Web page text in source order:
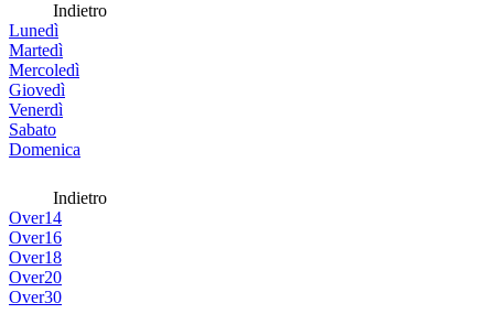
Indietro
Lunedì
Martedì
Mercoledì
Giovedì
Venerdì
Sabato
Domenica
Indietro
Over14
Over16
Over18
Over20
Over30